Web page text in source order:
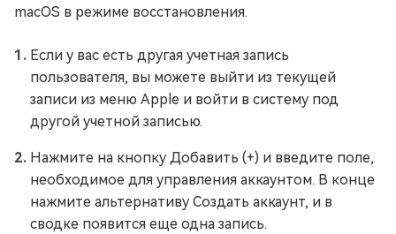
macOS в режиме восстановления.
Если у вас есть другая учетная запись
пользователя, вы можете выйти из текущей
записи из меню Apple и войти в систему под
другой учетной записью.
Нажмите на кнопку Добавить (+) и введите поле,
необходимое для управления аккаунтом. В конце
нажмите альтернативу Создать аккаунт, и в
сводке появится еще одна запись.